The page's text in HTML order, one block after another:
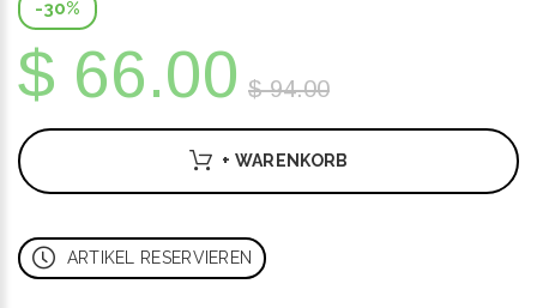
-30%
$ 66.00 $ 94.00
+ WARENKORB
ARTIKEL RESERVIEREN